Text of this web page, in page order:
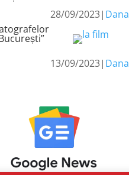
28/09/2023|
13/09/2023|